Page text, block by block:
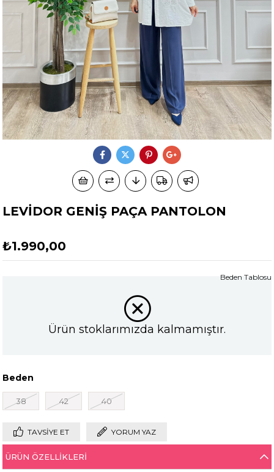
LEVİDOR GENİŞ PAÇA PANTOLON
₺1.990,00
Ürün stoklarımızda kalmamıştır.
Beden
38 42 40
Beden Tablosu
TAVSIYE ET YORUM YAZ
ÜRÜN ÖZELLIKLERI